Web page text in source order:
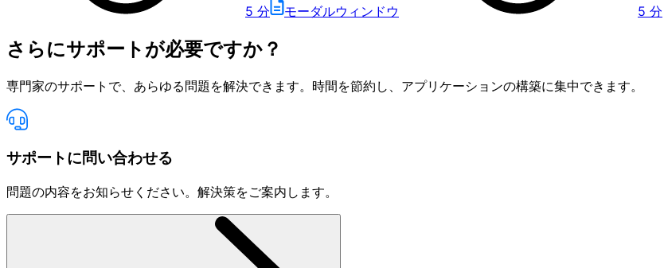
5 分 モーダルウィンドウ 5 分
さらにサポートが必要ですか？
専門家のサポートで、あらゆる問題を解決できます。時間を節約し、アプリケーションの構築に集中できます。
サポートに問い合わせる
問題の内容をお知らせください。解決策をご案内します。